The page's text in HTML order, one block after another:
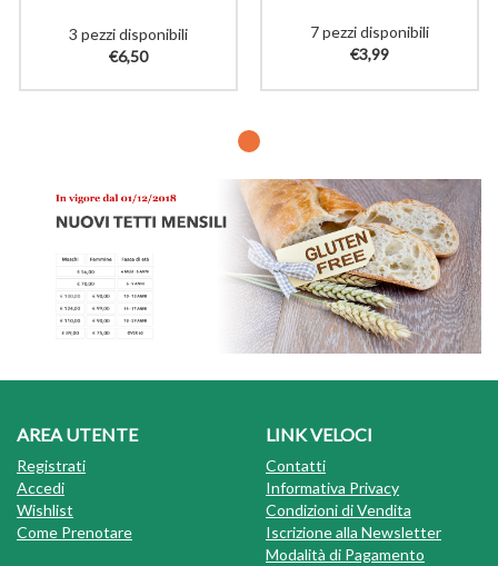
SURG 220G
3 pezzi disponibili
€6,50
7 pezzi disponibili
€3,99
AREA UTENTE
Registrati
Accedi
Wishlist
Come Prenotare
LINK VELOCI
Contatti
Informativa Privacy
Condizioni di Vendita
Iscrizione alla Newsletter
Modalità di Pagamento